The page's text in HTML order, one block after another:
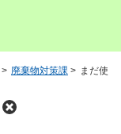
> 廃棄物対策課 > まだ使